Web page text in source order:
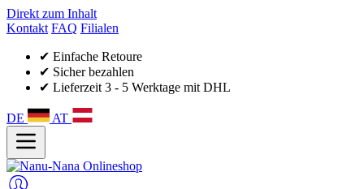
Direkt zum Inhalt
Kontakt FAQ Filialen
✔ Einfache Retoure
✔ Sicher bezahlen
✔ Lieferzeit 3 - 5 Werktage mit DHL
DE AT